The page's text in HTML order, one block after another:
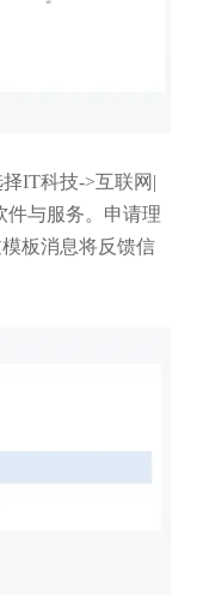
IT科技->互联网|
件与服务。申请理
板消息将反馈信